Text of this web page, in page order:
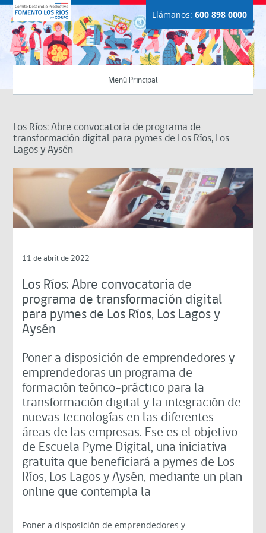
Llámanos: 600 898 0000
Menú Principal
Los Ríos: Abre convocatoria de programa de
transformación digital para pymes de Los Ríos, Los
Lagos y Aysén
11 de abril de 2022
Los Ríos: Abre convocatoria de
programa de transformación digital
para pymes de Los Ríos, Los Lagos y
Aysén
Poner a disposición de emprendedores y
emprendedoras un programa de
formación teórico-práctico para la
transformación digital y la integración de
nuevas tecnologías en las diferentes
áreas de las empresas. Ese es el objetivo
de Escuela Pyme Digital, una iniciativa
gratuita que beneficiará a pymes de Los
Ríos, Los Lagos y Aysén, mediante un plan
online que contempla la
Poner a disposición de emprendedores y